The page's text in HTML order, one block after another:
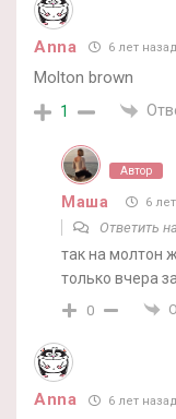
Anna 6 лет назад
Molton brown
1
Автор
Маша 6
Ответить на
так на молтон
только вчера
0
Anna 6 лет назад